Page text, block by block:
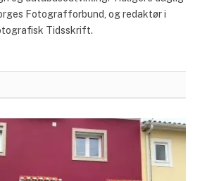
Fotografforbund, og redaktør i
Tidsskrift.